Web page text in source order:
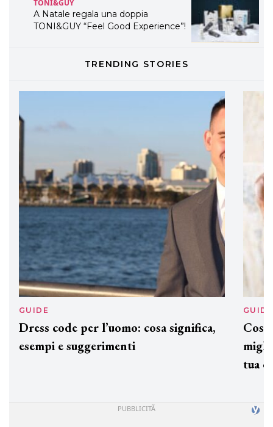
TONI&GUY
A Natale regala una doppia
TONI&GUY “Feel Good Experience”!
LABEL.M lancia la sua innovativa ed
professionali
TRENDING STORIES
GUIDE
Dress code per l’uomo: cosa significa,
esempi e suggerimenti
GUIDE
tua